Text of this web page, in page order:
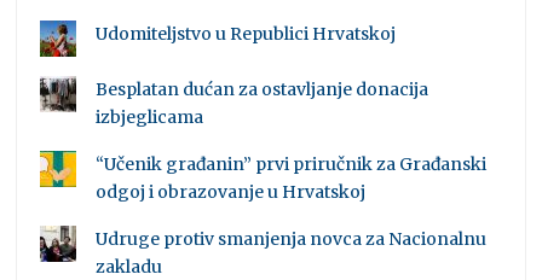
Udomiteljstvo u Republici Hrvatskoj
Besplatan dućan za ostavljanje donacija
izbjeglicama
“Učenik građanin” prvi priručnik za Građanski
odgoj i obrazovanje u Hrvatskoj
Udruge protiv smanjenja novca za Nacionalnu
zakladu